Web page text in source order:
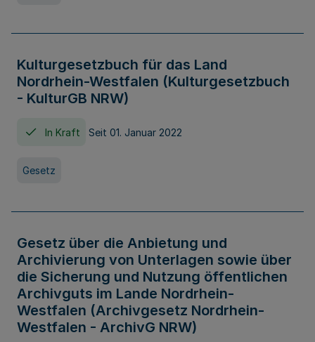
Kulturgesetzbuch für das Land
Nordrhein-Westfalen (Kulturgesetzbuch
- KulturGB NRW)
In Kraft Seit 01. Januar 2022
Gesetz
Gesetz über die Anbietung und
Archivierung von Unterlagen sowie über
die Sicherung und Nutzung öffentlichen
Archivguts im Lande Nordrhein-
Westfalen (Archivgesetz Nordrhein-
Westfalen - ArchivG NRW)